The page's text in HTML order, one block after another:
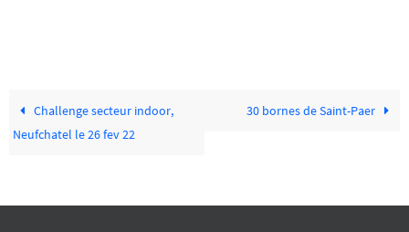
Challenge secteur indoor,
Neufchatel le 26 fev 22
30 bornes de Saint-Paer